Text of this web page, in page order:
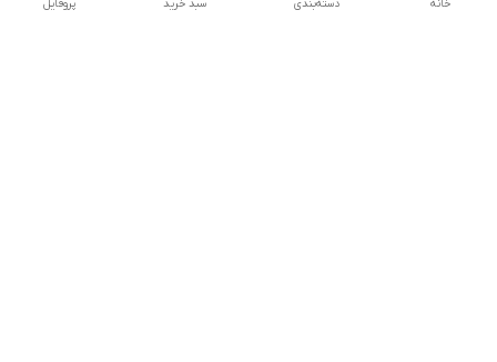
پروفایل سبد خرید دسته‌بندی خانه